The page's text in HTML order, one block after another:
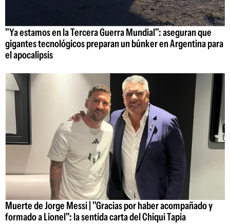
"Ya estamos en la Tercera Guerra Mundial": aseguran que
gigantes tecnológicos preparan un búnker en Argentina para
el apocalipsis
Muerte de Jorge Messi | "Gracias por haber acompañado y
formado a Lionel": la sentida carta del Chiqui Tapia